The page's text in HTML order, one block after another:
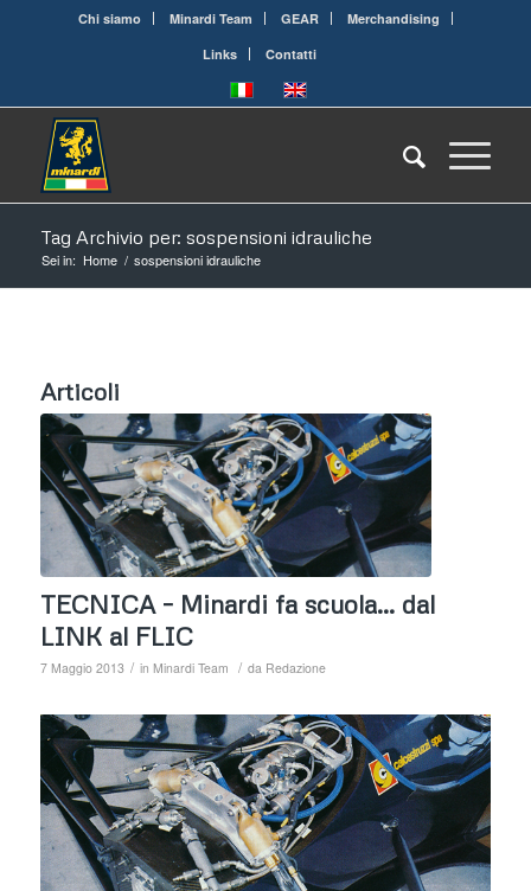
Chi siamo Minardi Team GEAR
Merchandising
Links
Contatti
Tag Archivio per: sospensioni idrauliche
Sei in: Home / sospensioni idrauliche
Articoli
TECNICA – Minardi fa scuola… dal
LINK al FLIC
7 Maggio 2013 / in Minardi Team / da Redazione